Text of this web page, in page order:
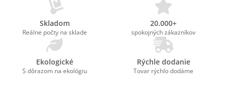
Skladom
Reálne počty na sklade
20.000+
spokojných zákazníkov
Ekologické
S dôrazom na ekológiu
Rýchle dodanie
Tovar rýchlo dodáme